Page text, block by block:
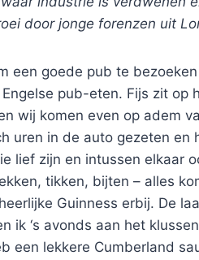
door jonge forenzen uit
een goede pub te
pub-eten. Fijs zit op
wij komen even op adem
uren in de auto gezeten en
lief zijn en intussen elkaar
tikken, bijten – alles
Guinness erbij. De
ik ‘s avonds aan het
een lekkere Cumberland